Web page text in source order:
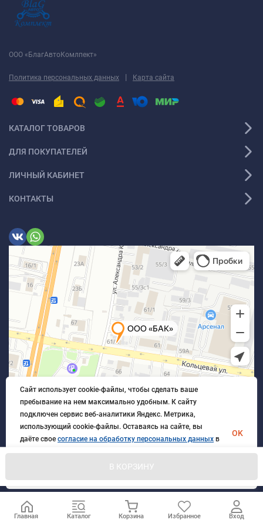
В КОРЗИНУ
ООО «БлагАвтоКомлпект»
Политика персональных данных | Карта сайта
КАТАЛОГ ТОВАРОВ
ДЛЯ ПОКУПАТЕЛЕЙ
ЛИЧНЫЙ КАБИНЕТ
КОНТАКТЫ
© 2026 БлагАвтоКомплект. Все права защищены
Главная Каталог Корзина Избранное Вход
Сайт использует cookie-файлы, чтобы сделать ваше
пребывание на нем максимально удобным. К cайту
подключен сервис веб-аналитики Яндекс. Метрика,
использующий cookie-файлы. Оставаясь на сайте, вы
даёте свое согласие на обработку персональных данных в
порядке, указанном вПолитике обработки персональных
OK